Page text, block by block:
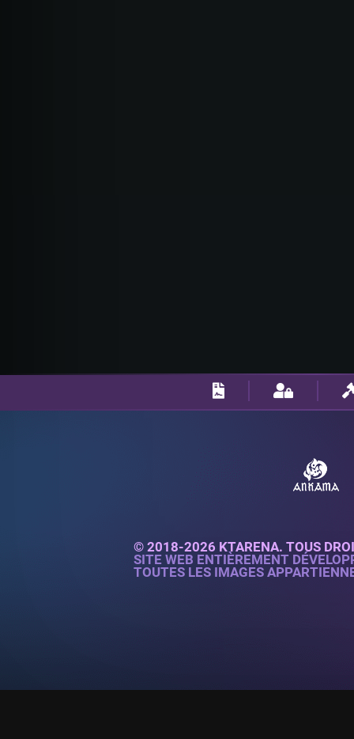
© 2018-2026 KTARENA. TOUS
SITE WEB ENTIÈREMENT
TOUTES LES IMAGES